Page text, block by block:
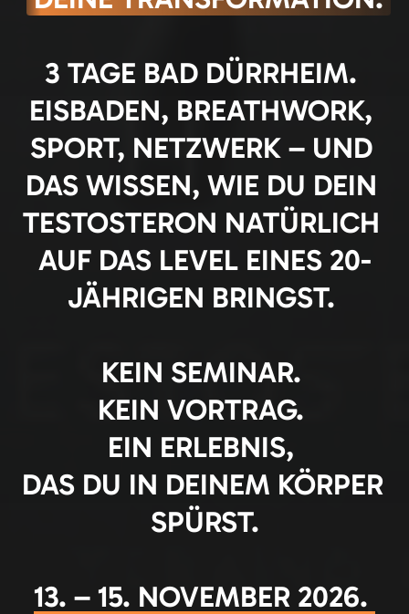
3 TAGE BAD DÜRRHEIM.
EISBADEN, BREATHWORK,
SPORT, NETZWERK – UND
DAS WISSEN, WIE DU DEIN
TESTOSTERON NATÜRLICH
AUF DAS LEVEL EINES 20-
JÄHRIGEN BRINGST.
KEIN SEMINAR.
KEIN VORTRAG.
EIN ERLEBNIS,
DAS DU IN DEINEM KÖRPER
SPÜRST.
13. – 15. NOVEMBER